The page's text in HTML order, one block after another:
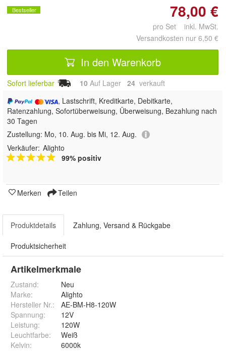
Bestseller 78,00 €
pro Set inkl. MwSt.
Versandkosten nur 6,50 €
In den Warenkorb
Sofort lieferbar 10 Auf Lager 24 verkauft
, Lastschrift, Kreditkarte, Debitkarte,
Ratenzahlung, Sofortüberweisung, Überweisung, Bezahlung nach
30 Tagen
Zustellung: Mo, 10. Aug. bis Mi, 12. Aug.
Verkäufer: Alighto
99% positiv
Merken Teilen
Produktdetails Zahlung, Versand & Rückgabe
Produktsicherheit
Artikelmerkmale
Zustand:
Neu
Marke:
Alighto
Hersteller Nr.:
AE-BM-H8-120W
Spannung:
12V
Leistung:
120W
Leuchtfarbe:
Weiß
Kelvin: 6000k